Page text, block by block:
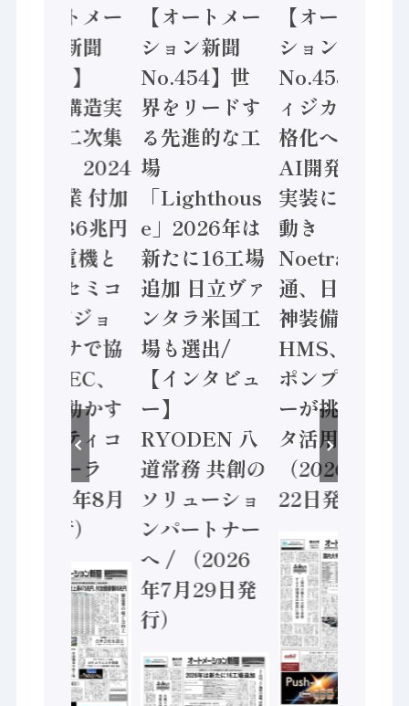
【オートメー
ション新聞
No.455】
「経済構造実
態調査二次集
計結果」2024
年製造業 付加
価値額86兆円
/ 三菱電機と
ソニーセミコ
ン AIビジョ
ンセンサで協
業 / IDEC、
安全に動かす
セーフティコ
ントローラ
（2026年8月
5日発行）
【オートメー
ション新聞
No.454】世
界をリードす
る先進的な工
場
「Lighthous
e」2026年は
新たに16工場
追加 日立ヴァ
ンタラ米国工
場も選出/
【インタビュ
ー】
RYODEN 八
道常務 共創の
ソリューショ
ンパートナー
へ / （2026
年7月29日発
行）
【オートメー
ション新聞
No.453】フ
ィジカルAI本
格化へ 国産
AI開発や社会
実装に活発な
動き
Noetra、富士
通、日立 / 兵
神装備 ×
HMS、老舗
ポンプメーカ
ーが挑むデー
タ活用 など
（2026年7月
22日発行）